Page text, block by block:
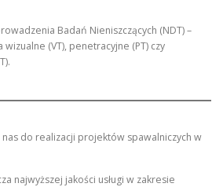
Badań Nieniszczących (NDT) –
wizualne (VT), penetracyjne (PT) czy
do realizacji projektów spawalniczych w
najwyższej jakości usługi w zakresie